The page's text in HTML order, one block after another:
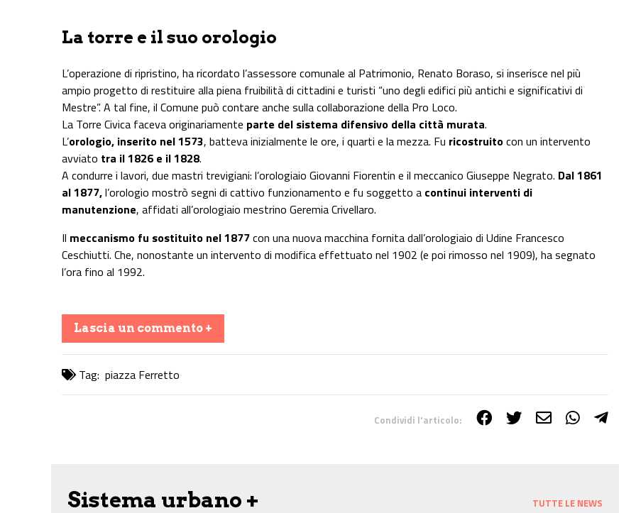
La torre e il suo orologio
L’operazione di ripristino, ha ricordato l’assessore comunale al Patrimonio, Renato Boraso, si inserisce nel più
ampio progetto di restituire alla piena fruibilità di cittadini e turisti “uno degli edifici più antichi e significativi di
Mestre”. A tal fine, il Comune può contare anche sulla collaborazione della Pro Loco.
La Torre Civica faceva originariamente parte del sistema difensivo della città murata.
L’orologio, inserito nel 1573, batteva inizialmente le ore, i quarti e la mezza. Fu ricostruitocon un intervento
avviato tra il 1826 e il 1828.
A condurre i lavori, due mastri trevigiani: l’orologiaio Giovanni Fiorentin e il meccanico Giuseppe Negrato. Dal 1861
al 1877,l’orologio mostrò segni di cattivo funzionamento e fu soggetto a continui interventi di
manutenzione, affidati all’orologiaio mestrino Geremia Crivellaro.
Il meccanismo fu sostituito nel 1877con una nuova macchina fornita dall’orologiaio di Udine Francesco
Ceschiutti. Che, nonostante un intervento di modifica effettuato nel 1902 (e poi rimosso nel 1909), ha segnato
l’ora fino al 1992.
Lascia un commento +
Tag: piazza Ferretto
Condividi l'articolo:
Sistema urbano + TUTTE LE NEWS